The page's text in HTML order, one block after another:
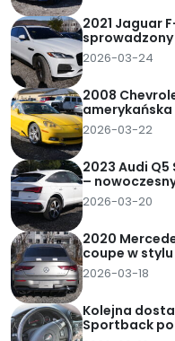
2021 Jaguar
sprowadzony
2026-03-24
2008
amerykańska
62 tys. zł pod
2026-03-22
2023 Audi Q5
–
za 95 tys. zł
2026-03-20
2020
coupe w
82 tys. zł pod
2026-03-18
Kolejna
Sportback